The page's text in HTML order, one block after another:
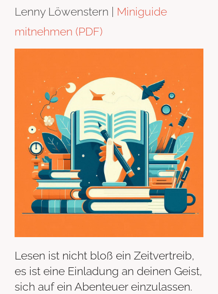
Lenny Löwenstern | Miniguide
mitnehmen (PDF)
Lesen ist nicht bloß ein Zeitvertreib,
es ist eine Einladung an deinen Geist,
sich auf ein Abenteuer einzulassen.